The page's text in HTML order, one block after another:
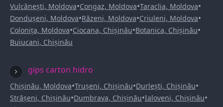
Vulcănești, Moldova•Congaz, Moldova•Taraclia, Moldova•
Dondușeni, Moldova•Răzeni, Moldova•Criuleni, Moldova•
Colonița, Moldova•Ciocana, Chișinău•Botanica, Chișinău•
Buiucani, Chișinău
gips carton hidro
Chișinău, Moldova•Trușeni, Chișinău•Durlești, Chișinău•
Strășeni, Chișinău•Dumbrava, Chișinău•Ialoveni, Chișinău•